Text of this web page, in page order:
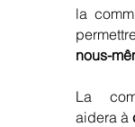
la
nous-
La
aidera à